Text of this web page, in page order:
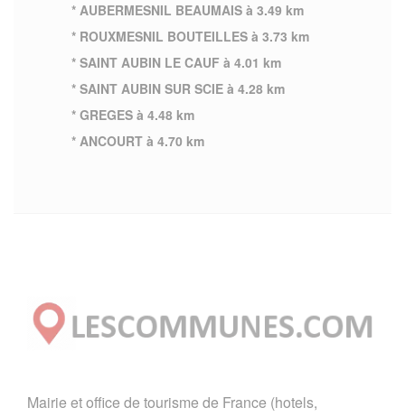
* AUBERMESNIL BEAUMAIS à 3.49 km
* ROUXMESNIL BOUTEILLES à 3.73 km
* SAINT AUBIN LE CAUF à 4.01 km
* SAINT AUBIN SUR SCIE à 4.28 km
* GREGES à 4.48 km
* ANCOURT à 4.70 km
Mairie et office de tourisme de France (hotels,